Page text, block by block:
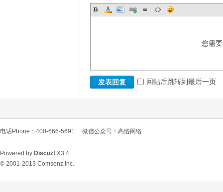
您需
发表回复 回帖后跳转到最后一页
电话Phone：400-666-5691 微信公众号：高恪网络
Powered by Discuz! X3.4
© 2001-2013 Comsenz Inc.